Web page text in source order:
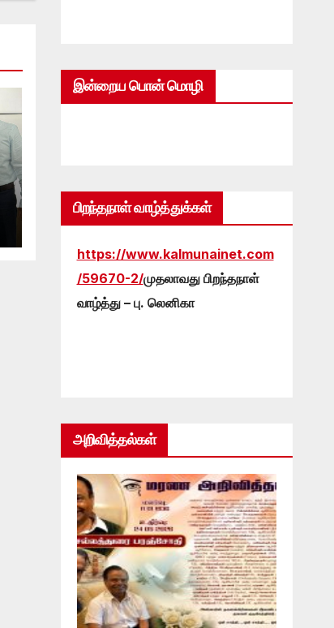
இன்றைய பொன் மொழி
பிறந்தநாள் வாழ்த்துக்கள்
https://www.kalmunainet.com
/59670-2/முதலாவது பிறந்தநாள்
வாழ்த்து – பு. லெனிகா
அறிவித்தல்கள்